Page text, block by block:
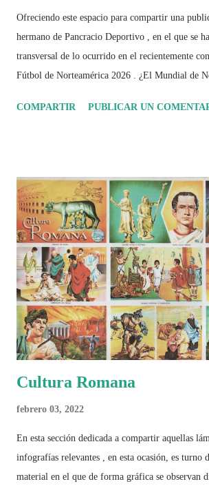
Ofreciendo este espacio para compartir una
hermano de Pancracio Deportivo , en el que se
transversal de lo ocurrido en el recientemente
Fútbol de Norteamérica 2026 . ¿El Mundial de
el recorrido de cada selección con infografías
2026 ¿Un punto de quiebre?" Este especial de
busca decir únicamente quién ganó o quién
este Mundial marcó un antes y un después en la
deporte, la identidad nacional, la globalización,
el papel del fútbol como reflejo de nuestras
páginas de análisis, ilustraciones originales y ...
COMPARTIR PUBLICAR UN
Cultura Romana
febrero 03, 2022
En esta sección dedicada a compartir aquellas
infografías relevantes , en esta ocasión, es turno
material en el que de forma gráfica se observan